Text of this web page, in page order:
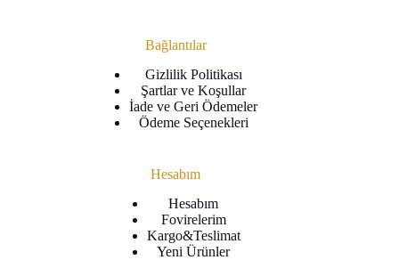
Bağlantılar
Gizlilik Politikası
Şartlar ve Koşullar
İade ve Geri Ödemeler
Ödeme Seçenekleri
Hesabım
Hesabım
Fovirelerim
Kargo&Teslimat
Yeni Ürünler